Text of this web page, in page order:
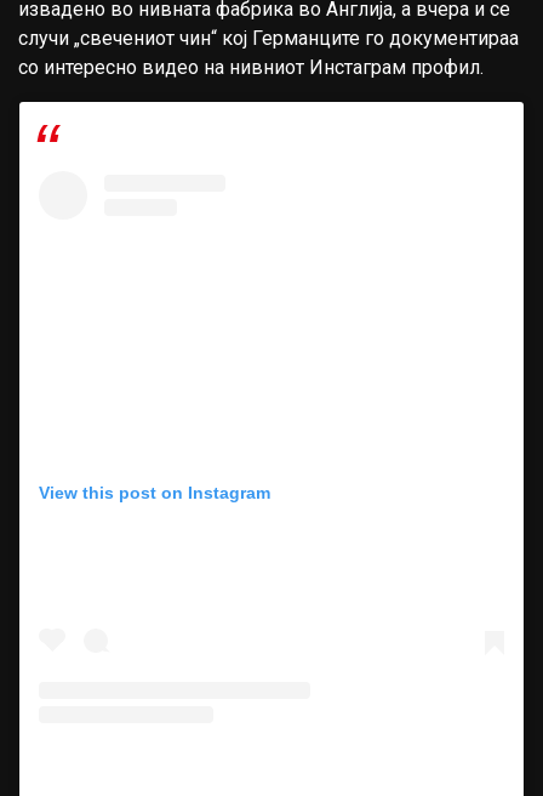
извадено во нивната фабрика во Англија, а вчера и се
случи „свечениот чин“ кој Германците го документираа
со интересно видео на нивниот Инстаграм профил.
View this post on Instagram